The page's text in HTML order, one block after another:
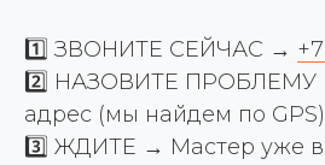
1️⃣ ЗВОНИТЕ СЕЙЧАС →
2️⃣ НАЗОВИТЕ ПРОБЛЕМУ
адрес (мы найдем по GPS)
3️⃣ ЖДИТЕ → Мастер уже в